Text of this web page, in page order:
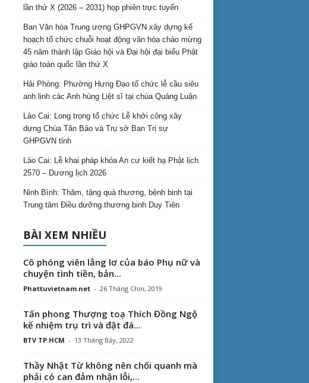
lần thứ X (2026 – 2031) họp phiên trực tuyến
Ban Văn hóa Trung ương GHPGVN xây dựng kế
hoạch tổ chức chuỗi hoạt động văn hóa chào mừng
45 năm thành lập Giáo hội và Đại hội đại biểu Phật
giáo toàn quốc lần thứ X
Hải Phòng: Phường Hưng Đạo tổ chức lễ cầu siêu
anh linh các Anh hùng Liệt sĩ tại chùa Quảng Luận
Lào Cai: Long trọng tổ chức Lễ khởi công xây
dựng Chùa Tân Bảo và Trụ sở Ban Trị sự
GHPGVN tỉnh
Lào Cai: Lễ khai pháp khóa An cư kiết hạ Phật lịch
2570 – Dương lịch 2026
Ninh Bình: Thăm, tặng quà thương, bệnh binh tại
Trung tâm Điều dưỡng thương binh Duy Tiên
BÀI XEM NHIỀU
Cô phóng viên lẳng lơ của báo Phụ nữ và
chuyện tình tiền, bản...
Phattuvietnam.net - 26 Tháng Chín, 2019
Tấn phong Thượng toạ Thích Đồng Ngộ
kế nhiệm trụ trì và đặt đá...
BTV TP.HCM - 13 Tháng Bảy, 2022
Thầy Nhật Từ không nên chối quanh mà
phải có can đảm nhận lỗi,...